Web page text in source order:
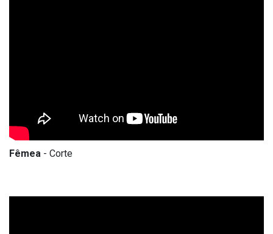
Fêmea - Corte